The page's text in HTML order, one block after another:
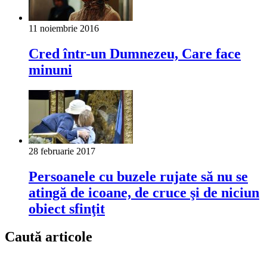
11 noiembrie 2016
Cred într-un Dumnezeu, Care face
minuni
28 februarie 2017
Persoanele cu buzele rujate să nu se
atingă de icoane, de cruce şi de niciun
obiect sfinţit
Caută articole